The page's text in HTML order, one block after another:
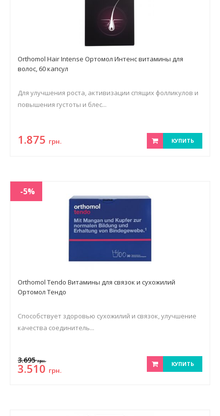
Orthomol Hair Intense Ортомол Интенс витамины для
волос, 60 капсул
Для улучшения роста, активизации спящих фолликулов и
повышения густоты и блес...
1.875 грн. КУПИТЬ
-5%
Orthomol Tendo Витамины для связок и сухожилий
Ортомол Тендо
Способствует здоровью сухожилий и связок, улучшение
качества соединитель...
3.695грн.
3.510 грн.
КУПИТЬ